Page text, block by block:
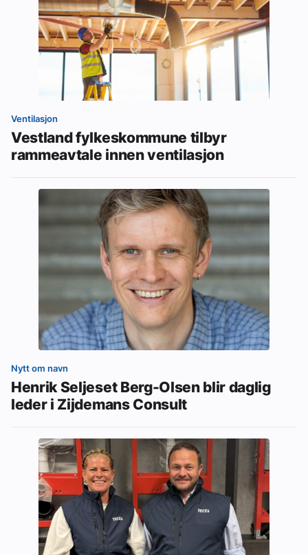
Ventilasjon
Vestland fylkeskommune tilbyr
rammeavtale innen ventilasjon
Nytt om navn
Henrik Seljeset Berg-Olsen blir daglig
leder i Zijdemans Consult